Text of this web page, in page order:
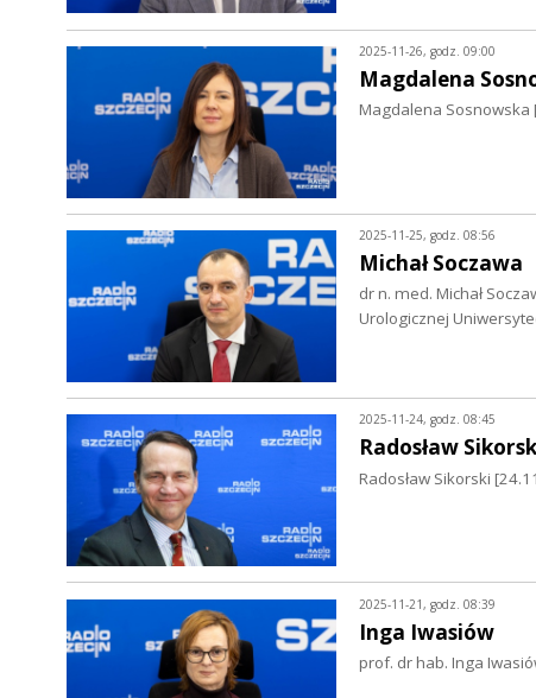
2025-11-26, godz. 09:00
Magdalena
Magdalena
2025-11-25, godz. 08:56
Michał Soczawa
dr n. med. Michał
Urologicznej
2025-11-24, godz. 08:45
Radosław
Radosław Sikorski
2025-11-21, godz. 08:39
Inga Iwasiów
prof. dr hab. Inga